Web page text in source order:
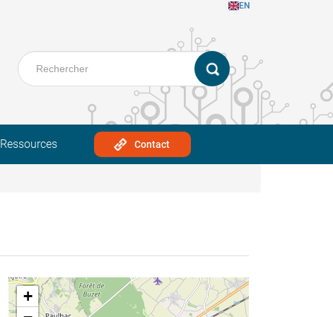
EN
Ressources Contact
+